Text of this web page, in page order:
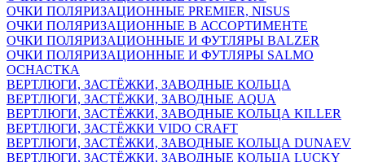
ОЧКИ ПОЛЯРИЗАЦИОННЫЕ PREMIER, NISUS
ОЧКИ ПОЛЯРИЗАЦИОННЫЕ В АССОРТИМЕНТЕ
ОЧКИ ПОЛЯРИЗАЦИОННЫЕ И ФУТЛЯРЫ BALZER
ОЧКИ ПОЛЯРИЗАЦИОННЫЕ И ФУТЛЯРЫ SALMO
ОСНАСТКА
ВЕРТЛЮГИ, ЗАСТЁЖКИ, ЗАВОДНЫЕ КОЛЬЦА
ВЕРТЛЮГИ, ЗАСТЁЖКИ, ЗАВОДНЫЕ AQUA
ВЕРТЛЮГИ, ЗАСТЁЖКИ, ЗАВОДНЫЕ КОЛЬЦА KILLER
ВЕРТЛЮГИ, ЗАСТЁЖКИ VIDO CRAFT
ВЕРТЛЮГИ, ЗАСТЁЖКИ, ЗАВОДНЫЕ КОЛЬЦА DUNAEV
ВЕРТЛЮГИ, ЗАСТЁЖКИ, ЗАВОДНЫЕ КОЛЬЦА LUCKY